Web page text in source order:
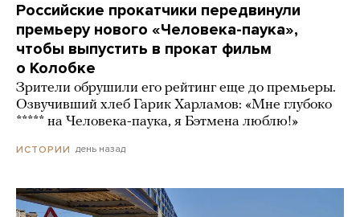
Российские прокатчики передвинули
премьеру нового «Человека-паука»,
чтобы выпустить в прокат фильм
о Колобке
Зрители обрушили его рейтинг еще до премьеры.
Озвучивший хлеб Гарик Харламов: «Мне глубоко
***** на Человека-паука, я Бэтмена люблю!»
ИСТОРИИ день назад